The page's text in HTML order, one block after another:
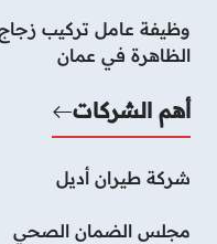
وظيفة عامل تركيب
الظاهرة في عمان
أهم الشركات
شركة طيران أديل
مجلس الضمان الصحي